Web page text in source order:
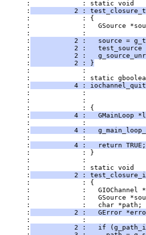
:             : static void
:
2 :
:             : {
:             :   GSource
:             :
:
2 :   source =
:
2 :   test_source
:
2 :
:
           2 : }
:             :
:             : static
:
4 :
:             :
:             :
:             : {
:
4 :   GMainLoop
:             :
:
4 :
:             :
:
           4 :   return TRUE;
:             : }
:             :
:             : static void
:
2 :
:             : {
:             :   GIOChannel
:             :   GSource
:             :   char *path;
:
2 :   GError
:             :
:
2 :   if